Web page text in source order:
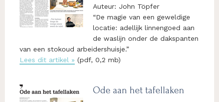
Auteur: John Töpfer
“De magie van een geweldige
locatie: adellijk linnengoed aan
de waslijn onder de dakspanten
van een stokoud arbeidershuisje.”
Lees dit artikel » (pdf, 0,2 mb)
Ode aan het tafellaken